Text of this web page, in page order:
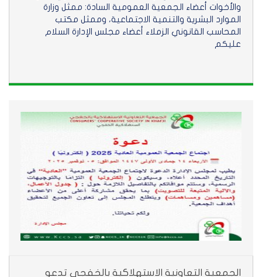
والأخوات أعضاء الجمعية العمومية السادة: ممثل وزارة
الموارد البشرية والتنمية الاجتماعية، وممثل مكتب
المحاسب القانوني الزملاء أعضاء مجلس الإدارة السلام
عليكم
الجمعية التعاونية الاستهلاكية بالخفجي تدعو